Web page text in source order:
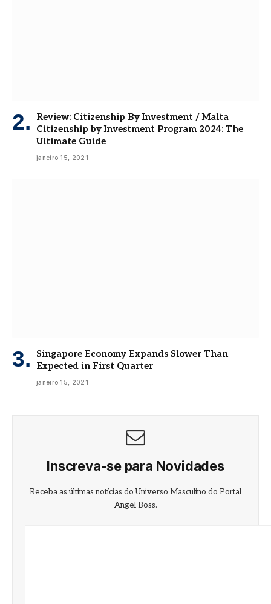
Review: Citizenship By Investment / Malta
Citizenship by Investment Program 2024: The
Ultimate Guide
janeiro 15, 2021
Singapore Economy Expands Slower Than
Expected in First Quarter
janeiro 15, 2021
Inscreva-se para Novidades
Receba as últimas notícias do Universo Masculino do Portal
Angel Boss.